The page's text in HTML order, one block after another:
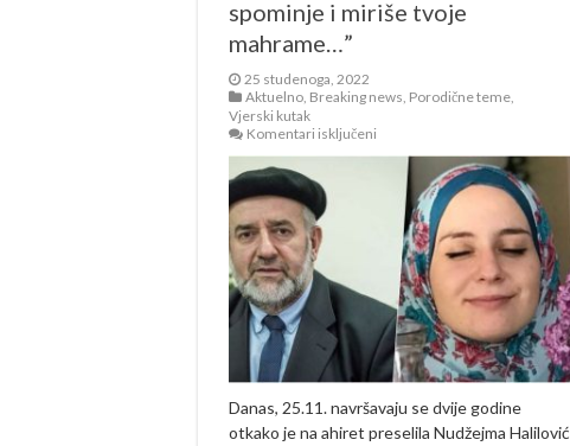
spominje i miriše tvoje
mahrame…”
25 studenoga, 2022
Aktuelno, Breaking news, Porodične teme,
Vjerski kutak
Komentari isključeni
Halilović
emotivnim
riječima
sjetio
kćerke
Nudžejme:
“Hamza
te
puno
spominje
i
miriše
tvoje
mahrame…”
Danas, 25.11. navršavaju se dvije godine
otkako je na ahiret preselila Nudžejma Halilović